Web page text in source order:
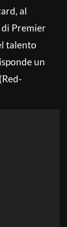
al
Premier
talento
un